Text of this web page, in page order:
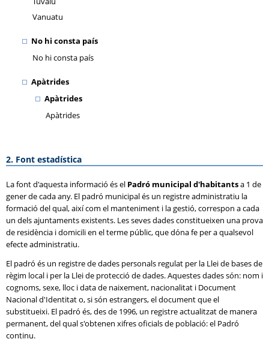
Vanuatu
No hi consta país
No hi consta país
Apàtrides
Apàtrides
Apàtrides
2. Font estadística
La font d'aquesta informació és el Padró municipal d'habitantsa 1 de
gener de cada any. El padró municipal és un registre administratiu la
formació del qual, així com el manteniment i la gestió, correspon a cada
un dels ajuntaments existents. Les seves dades constitueixen una prova
de residència i domicili en el terme públic, que dóna fe per a qualsevol
efecte administratiu.
El padró és un registre de dades personals regulat per la Llei de bases de
règim local i per la Llei de protecció de dades. Aquestes dades són: nom i
cognoms, sexe, lloc i data de naixement, nacionalitat i Document
Nacional d'Identitat o, si són estrangers, el document que el
substitueixi. El padró és, des de 1996, un registre actualitzat de manera
permanent, del qual s'obtenen xifres oficials de població: el Padró
continu.